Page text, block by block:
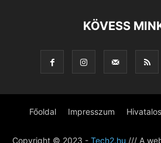
KÖVESS
Főoldal Impresszum
Copyright © 2023 - Tech2.hu /// A